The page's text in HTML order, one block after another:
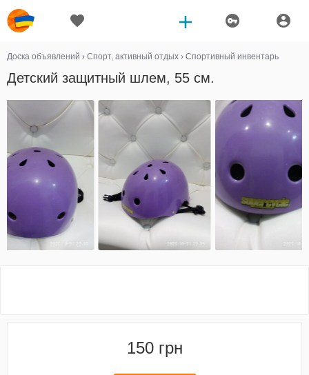
Доска объявлений › Спорт, активный отдых › Спортивный инвентарь
Детский защитный шлем, 55 см.
150 грн